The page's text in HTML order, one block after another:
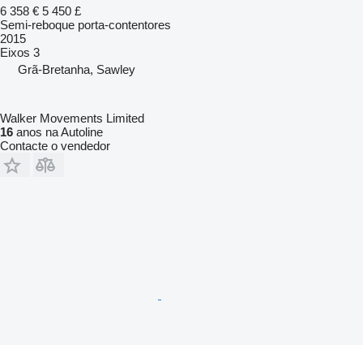
6 358 € 5 450 £
Semi-reboque porta-contentores
2015
Eixos 3
Grã-Bretanha, Sawley
Walker Movements Limited
16 anos na Autoline
Contacte o vendedor